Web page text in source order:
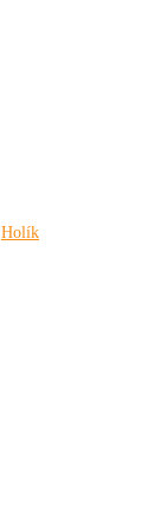
Holík